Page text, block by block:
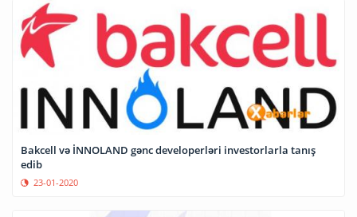
Bakcell və İNNOLAND gənc developerləri investorlarla tanış
edib
23-01-2020